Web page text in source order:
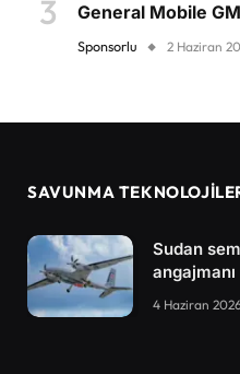
General Mobile
Sponsorlu 2 Haziran
SAVUNMA
Sudan
angajmanı
4 Haziran